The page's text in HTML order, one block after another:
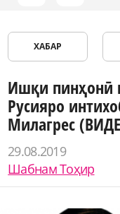
ХАБАР
Ишқи пинҳонӣ
Русияро
Милагрес
29.08.2019
Шабнам Тоҳир